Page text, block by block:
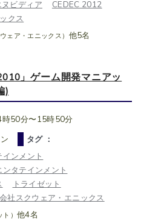
ヌビディア
CEDEC 2012
クス
ェア・エニックス） 他5名
」ゲーム開発マニアッ
)
50分〜15時50分
タグ ：
ンメント
タテインメント
トライゼット
社スクウェア・エニックス
） 他4名